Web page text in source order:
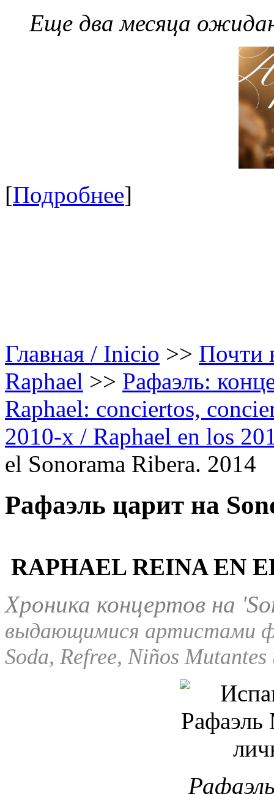
Еще два месяца
[Подробнее]
Главная / Inicio >> Почти
Raphael >> Рафаэль:
Raphael: conciertos,
2010-х / Raphael en los
el Sonorama Ribera. 2014
Рафаэль царит на
RAPHAEL REINA EN
Хроника концертов на
выдающимися артистами
Soda, Refree, Niños